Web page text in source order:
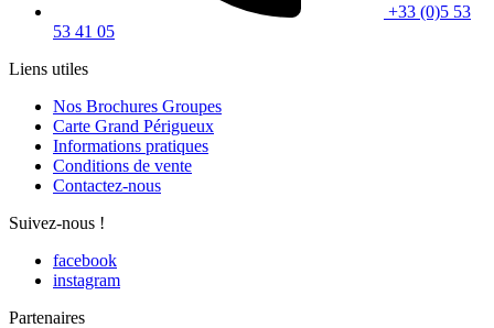
+33 (0)5 53
53 41 05
Liens utiles
Nos Brochures Groupes
Carte Grand Périgueux
Informations pratiques
Conditions de vente
Contactez-nous
Suivez-nous !
facebook
instagram
Partenaires